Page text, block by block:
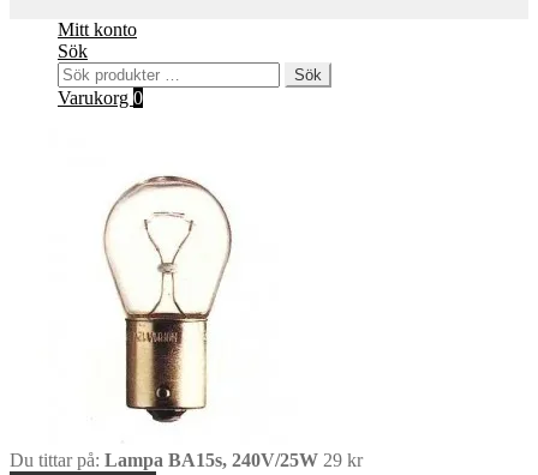
Mitt konto
Sök
Sök
efter:
Sök
Varukorg 0
Du tittar på: Lampa BA15s, 240V/25W 29 kr